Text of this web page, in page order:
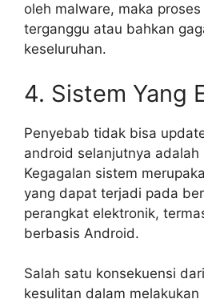
oleh malware, maka
terganggu atau bahkan
keseluruhan.
4. Sistem Yang
Penyebab tidak bisa
android selanjutnya adalah
Kegagalan sistem
yang dapat terjadi pada
perangkat elektronik,
berbasis Android.
Salah satu konsekuensi
kesulitan dalam melakukan